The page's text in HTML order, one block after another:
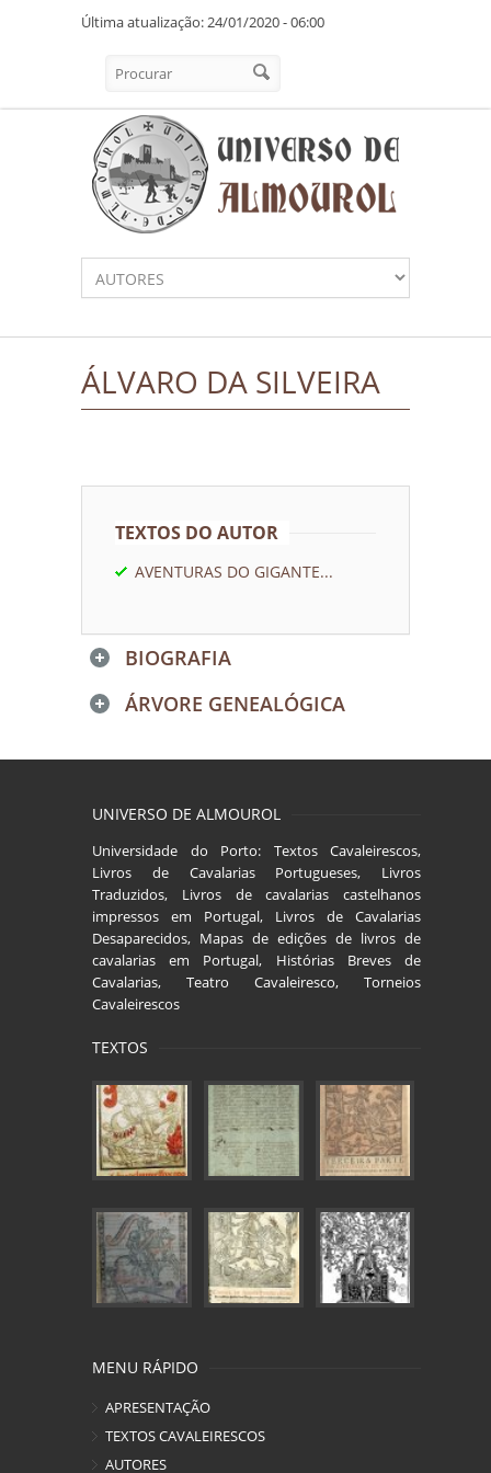
Pasar al contenido principal
Última atualização: 24/01/2020 - 06:00
Formulario de búsqueda
Procurar
ÁLVARO DA SILVEIRA
TEXTOS DO AUTOR
AVENTURAS DO GIGANTE...
BIOGRAFIA
ÁRVORE GENEALÓGICA
UNIVERSO DE ALMOUROL
Universidade do Porto: Textos Cavaleirescos,
Livros de Cavalarias Portugueses, Livros
Traduzidos, Livros de cavalarias castelhanos
impressos em Portugal, Livros de Cavalarias
Desaparecidos, Mapas de edições de livros de
cavalarias em Portugal, Histórias Breves de
Cavalarias, Teatro Cavaleiresco, Torneios
Cavaleirescos
TEXTOS
MENU RÁPIDO
APRESENTAÇÃO
TEXTOS CAVALEIRESCOS
AUTORES